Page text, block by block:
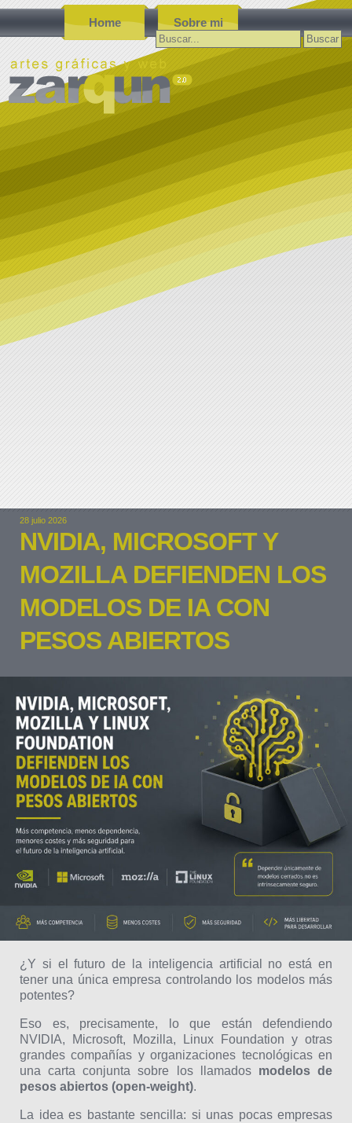
Home Sobre mi
Buscar:
28 julio 2026
NVIDIA, MICROSOFT Y
MOZILLA DEFIENDEN LOS
MODELOS DE IA CON
PESOS ABIERTOS
¿Y si el futuro de la inteligencia artificial no está en
tener una única empresa controlando los modelos más
potentes?
Eso es, precisamente, lo que están defendiendo
NVIDIA, Microsoft, Mozilla, Linux Foundation y otras
grandes compañías y organizaciones tecnológicas en
una carta conjunta sobre los llamados modelos de
pesos abiertos (open-weight).
La idea es bastante sencilla: si unas pocas empresas